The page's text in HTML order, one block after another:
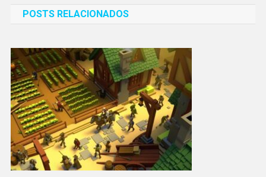
Post
POSTS RELACIONADOS